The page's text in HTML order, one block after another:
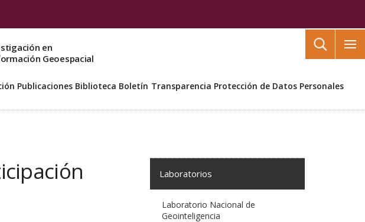
en
Geoespacial
Publicaciones Biblioteca Boletín Transparencia Protección de Datos Personales
Laboratorios
Laboratorio Nacional de
Geointeligencia